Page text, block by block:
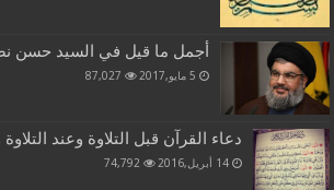
أجمل ما قيل في السيد حسن
5 مايو,2017 87,027
دعاء القرآن قبل التلاوة وعند التلاوة
14 أبريل,2016 74,792